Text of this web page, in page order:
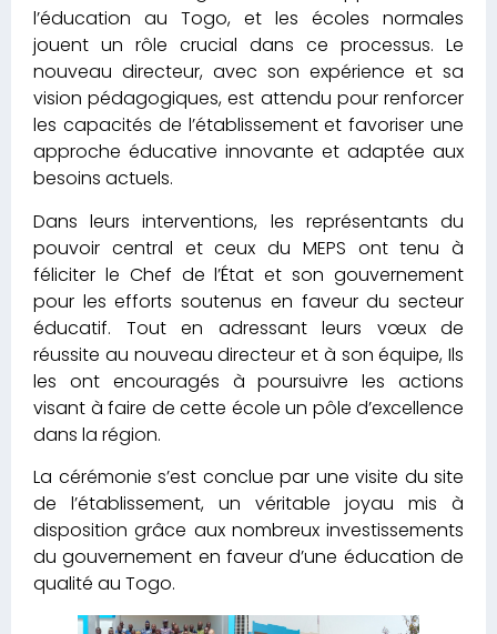
l’éducation au Togo, et les écoles normales
jouent un rôle crucial dans ce processus. Le
nouveau directeur, avec son expérience et sa
vision pédagogiques, est attendu pour renforcer
les capacités de l’établissement et favoriser une
approche éducative innovante et adaptée aux
besoins actuels.
Dans leurs interventions, les représentants du
pouvoir central et ceux du MEPS ont tenu à
féliciter le Chef de l’État et son gouvernement
pour les efforts soutenus en faveur du secteur
éducatif. Tout en adressant leurs vœux de
réussite au nouveau directeur et à son équipe, Ils
les ont encouragés à poursuivre les actions
visant à faire de cette école un pôle d’excellence
dans la région.
La cérémonie s’est conclue par une visite du site
de l’établissement, un véritable joyau mis à
disposition grâce aux nombreux investissements
du gouvernement en faveur d’une éducation de
qualité au Togo.